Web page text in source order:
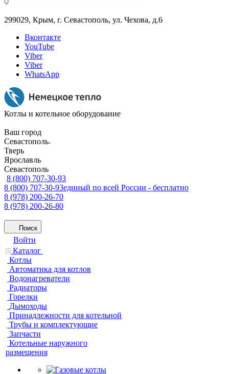
299029, Крым, г. Севастополь, ул. Чехова, д.6
Вконтакте
YouTube
Viber
Viber
WhatsApp
Котлы и котельное оборудование
Ваш город
Севастополь
Тверь
Ярославль
Севастополь
8 (800) 707-30-93
8 (800) 707-30-93единый по всей России - бесплатно
8 (978) 200-26-70
8 (978) 200-26-80
Поиск
Войти
Каталог
Котлы
Автоматика для котлов
Водонагреватели
Радиаторы
Горелки
Дымоходы
Принадлежности для котельной
Трубы и комплектующие
Запчасти
Котельные наружного
размещения